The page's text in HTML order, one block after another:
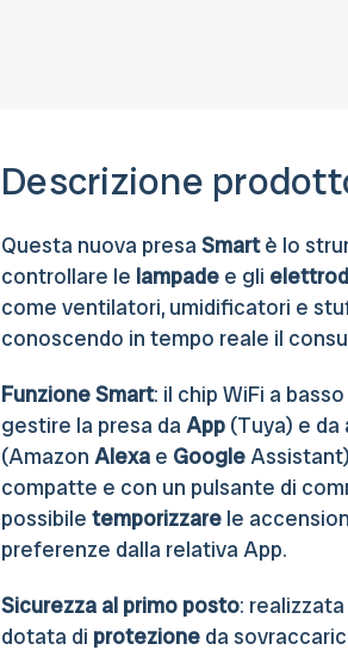
Descrizione
Questa nuova presa Smartè lo
controllare le lampade e gli
come ventilatori, umidificatori e
conoscendo in tempo reale il
Funzione Smart: il chip WiFi a
gestire la presa da App (Tuya) e da
(Amazon Alexa e Google
compatte e con un pulsante di
possibile temporizzare le
preferenze dalla relativa App.
Sicurezza al primo posto:
dotata di protezione da